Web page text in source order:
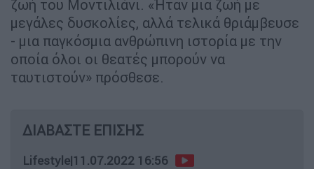
ζωή του Μοντιλιάνι. «Ήταν μια ζωή με
μεγάλες δυσκολίες, αλλά τελικά θριάμβευσε
- μια παγκόσμια ανθρώπινη ιστορία με την
οποία όλοι οι θεατές μπορούν να
ταυτιστούν» πρόσθεσε.
ΔΙΑΒΑΣΤΕ ΕΠΙΣΗΣ
Lifestyle|11.07.2022 16:56